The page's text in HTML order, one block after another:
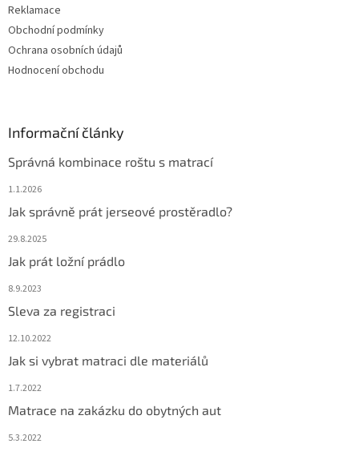
Reklamace
Obchodní podmínky
Ochrana osobních údajů
Hodnocení obchodu
Informační články
Správná kombinace roštu s matrací
1.1.2026
Jak správně prát jerseové prostěradlo?
29.8.2025
Jak prát ložní prádlo
8.9.2023
Sleva za registraci
12.10.2022
Jak si vybrat matraci dle materiálů
1.7.2022
Matrace na zakázku do obytných aut
5.3.2022